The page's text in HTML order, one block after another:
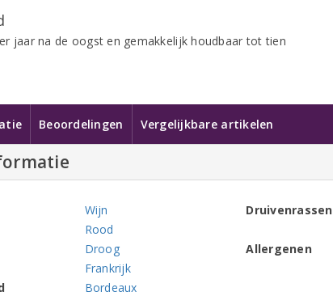
jaar na de oogst en gemakkelijk houdbaar tot tien
Beoordelingen Vergelijkbare artikelen
Wijn
Rood
Droog
Frankrijk
Bordeaux
Druivenrassen
Allergenen